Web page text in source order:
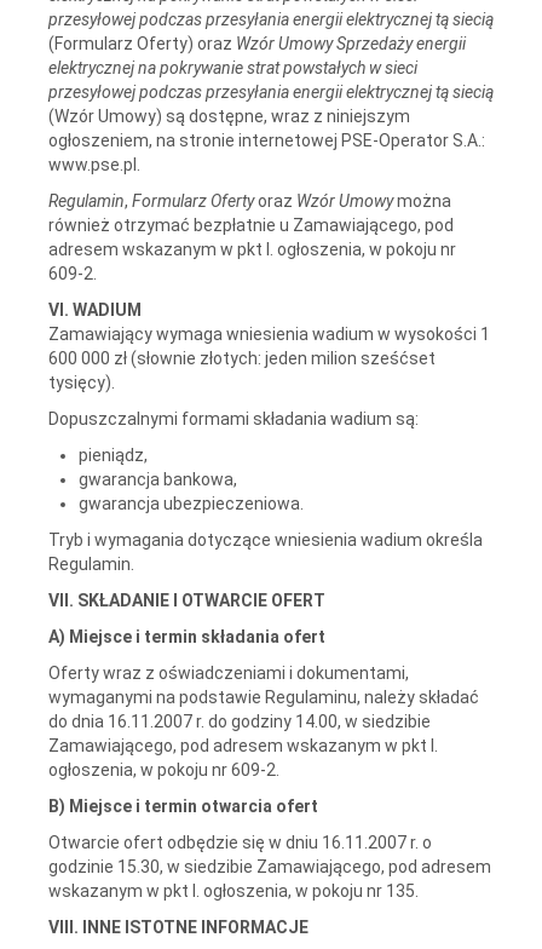
przesyłowej podczas przesyłania energii elektrycznej tą siecią
(Formularz Oferty) oraz Wzór Umowy Sprzedaży energii
elektrycznej na pokrywanie strat powstałych w sieci
przesyłowej podczas przesyłania energii elektrycznej tą siecią
(Wzór Umowy) są dostępne, wraz z niniejszym
ogłoszeniem, na stronie internetowej PSE-Operator S.A.:
www.pse.pl.
Regulamin, Formularz Ofertyoraz Wzór Umowymożna
również otrzymać bezpłatnie u Zamawiającego, pod
adresem wskazanym w pkt I. ogłoszenia, w pokoju nr
609-2.
VI. WADIUM
Zamawiający wymaga wniesienia wadium w wysokości 1
600 000 zł (słownie złotych: jeden milion sześćset
tysięcy).
Dopuszczalnymi formami składania wadium są:
pieniądz,
gwarancja bankowa,
gwarancja ubezpieczeniowa.
Tryb i wymagania dotyczące wniesienia wadium określa
Regulamin.
VII. SKŁADANIE I OTWARCIE OFERT
A) Miejsce i termin składania ofert
Oferty wraz z oświadczeniami i dokumentami,
wymaganymi na podstawie Regulaminu, należy składać
do dnia 16.11.2007 r. do godziny 14.00, w siedzibie
Zamawiającego, pod adresem wskazanym w pkt I.
ogłoszenia, w pokoju nr 609-2.
B) Miejsce i termin otwarcia ofert
Otwarcie ofert odbędzie się w dniu 16.11.2007 r. o
godzinie 15.30, w siedzibie Zamawiającego, pod adresem
wskazanym w pkt I. ogłoszenia, w pokoju nr 135.
VIII. INNE ISTOTNE INFORMACJE